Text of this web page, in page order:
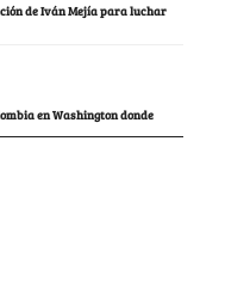
de Iván Mejía para luchar
en Washington donde